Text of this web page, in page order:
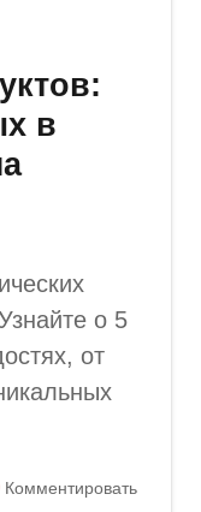
в
о 5
от
Комментировать